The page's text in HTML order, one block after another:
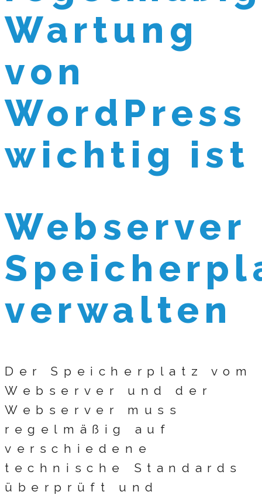
Wartung
von
WordPress
wichtig ist
Webserver
verwalten
Der Speicherplatz vom
Webserver und der
Webserver muss
regelmäßig auf
verschiedene
technische Standards
überprüft und